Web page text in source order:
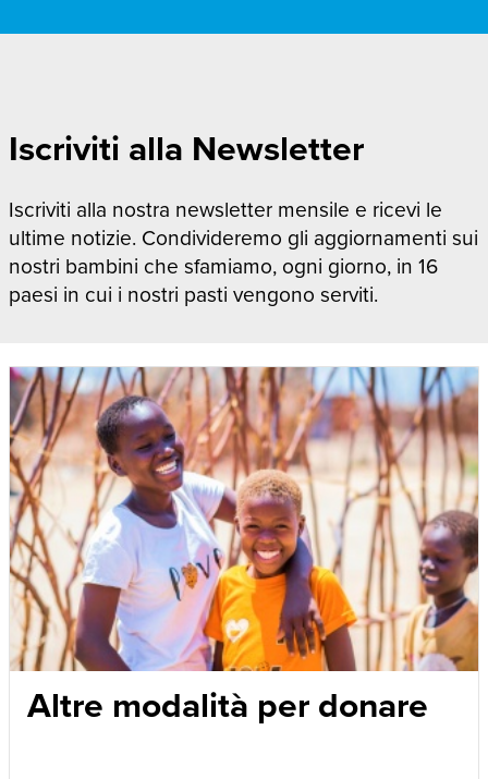
Iscriviti alla Newsletter
Iscriviti alla nostra newsletter mensile e ricevi le
ultime notizie. Condivideremo gli aggiornamenti sui
nostri bambini che sfamiamo, ogni giorno, in 16
paesi in cui i nostri pasti vengono serviti.
Altre modalità per donare